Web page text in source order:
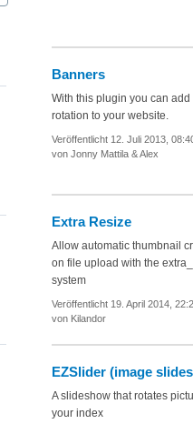
Banners
With this plugin you can
rotation to your website.
Veröffentlicht 12. Juli 2013,
von Jonny Mattila & Alex
Extra Resize
Allow automatic thumbnail
on file upload with the
system
Veröffentlicht 19. April 2014,
von Kilandor
EZSlider (image
A slideshow that rotates
your index